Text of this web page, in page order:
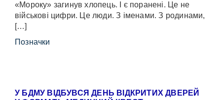
«Мороку» загинув хлопець. І є поранені. Це не
військові цифри. Це люди. З іменами. З родинами,
[…]
Позначки
У БДМУ ВІДБУВСЯ ДЕНЬ ВІДКРИТИХ ДВЕРЕЙ